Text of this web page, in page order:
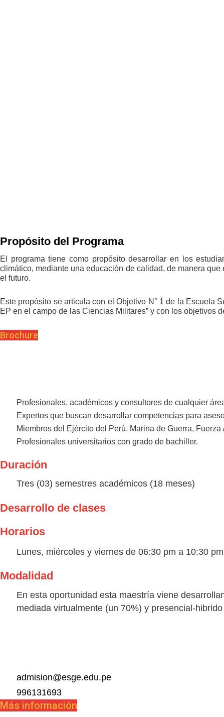
Propósito del Programa
El programa tiene como propósito desarrollar en los
climático, mediante una educación de calidad, de manera
el futuro.
Este propósito se articula con el Objetivo N° 1 de la Escuela
EP en el campo de las Ciencias Militares” y con los objetivos
Brochure
Profesionales, académicos y consultores de cualquier
Expertos que buscan desarrollar competencias para
Miembros del Ejército del Perú, Marina de Guerra,
Profesionales universitarios con grado de bachiller.
Duración
Tres (03) semestres académicos (18 meses)
Desarrollo de clases
Horarios
Lunes, miércoles y viernes de 06:30 pm a 10:30 pm
Modalidad
En esta oportunidad esta maestría viene
mediada virtualmente (un 70%) y presencial-
admision@esge.edu.pe
996131693
Más información